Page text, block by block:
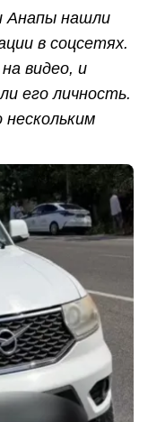
Анапы нашли
в соцсетях.
видео, и
его личность.